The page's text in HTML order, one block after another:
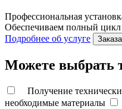
Профессиональная
Обеспечиваем полный цикл
Подробнее об услуге
Можете выбрать
Получение
необходимые материалы